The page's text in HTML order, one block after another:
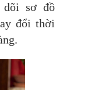
dõi sơ đồ
đổi thời